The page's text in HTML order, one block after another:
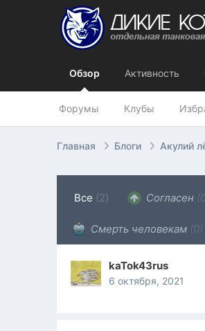
Обзор
Форумы Клубы
Активность
Главная Блоги Акулий
Все (2) Согласен
Смерть человекам (0)
kaTok43rus
6 октября, 2021